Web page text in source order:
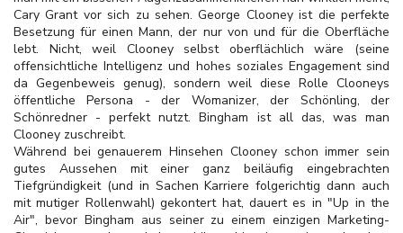
Cary Grant vor sich zu sehen. George Clooney ist die perfekte
Besetzung für einen Mann, der nur von und für die Oberfläche
lebt. Nicht, weil Clooney selbst oberflächlich wäre (seine
offensichtliche Intelligenz und hohes soziales Engagement sind
da Gegenbeweis genug), sondern weil diese Rolle Clooneys
öffentliche Persona - der Womanizer, der Schönling, der
Schönredner - perfekt nutzt. Bingham ist all das, was man
Clooney zuschreibt.
Während bei genauerem Hinsehen Clooney schon immer sein
gutes Aussehen mit einer ganz beiläufig eingebrachten
Tiefgründigkeit (und in Sachen Karriere folgerichtig dann auch
mit mutiger Rollenwahl) gekontert hat, dauert es in "Up in the
Air", bevor Bingham aus seiner zu einem einzigen Marketing-